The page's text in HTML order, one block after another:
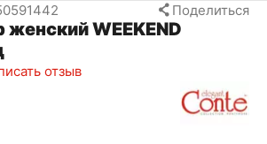
Поделиться
женский WEEKEND
отзыв